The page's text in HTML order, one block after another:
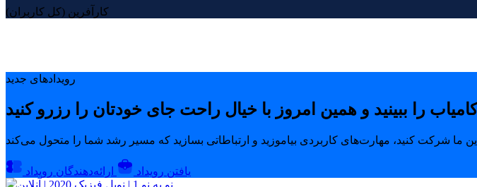
کارآفرین (کل کاربران)
رویدادهای جدید
یافتن رویداد ارائه‌دهندگان رویداد